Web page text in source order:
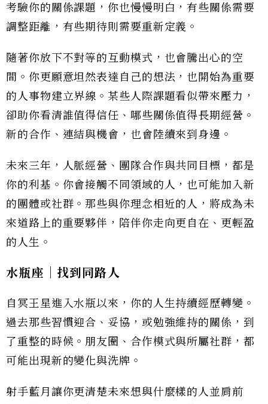
考驗你的關係課題，你也慢慢明白，有些關係需要
調整距離，有些期待則需要重新定義。
隨著你放下不對等的互動模式，也會騰出心的空
間。你更願意坦然表達自己的想法，也開始為重要
的人事物建立界線。某些人際課題看似帶來壓力，
卻助你看清誰值得信任、哪些關係值得長期經營。
新的合作、連結與機會，也會陸續來到身邊。
未來三年，人脈經營、團隊合作與共同目標，都是
你的利基。你會接觸不同領域的人，也可能加入新
的團體或社群。那些與你理念相近的人，將成為未
來道路上的重要夥伴，陪伴你走向更自在、更輕盈
的人生。
水瓶座｜找到同路人
自冥王星進入水瓶以來，你的人生持續經歷轉變。
過去那些習慣迎合、妥協，或勉強維持的關係，到
了重整的時候。朋友圈、合作模式與所屬社群，都
可能出現新的變化與洗牌。
射手藍月讓你更清楚未來想與什麼樣的人並肩前